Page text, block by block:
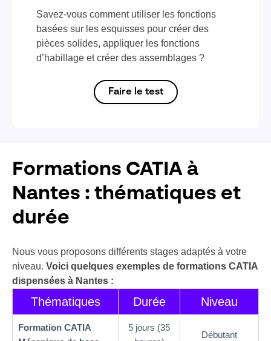
Savez-vous comment utiliser les fonctions
basées sur les esquisses pour créer des
pièces solides, appliquer les fonctions
d’habillage et créer des assemblages ?
Faire le test
Formations CATIA à
Nantes : thématiques et
durée
Nous vous proposons différents stages adaptés à votre
niveau. Voici quelques exemples de formations CATIA
dispensées à Nantes :
Thématiques Durée Niveau
Formation CATIA
5 jours (35
Débutant